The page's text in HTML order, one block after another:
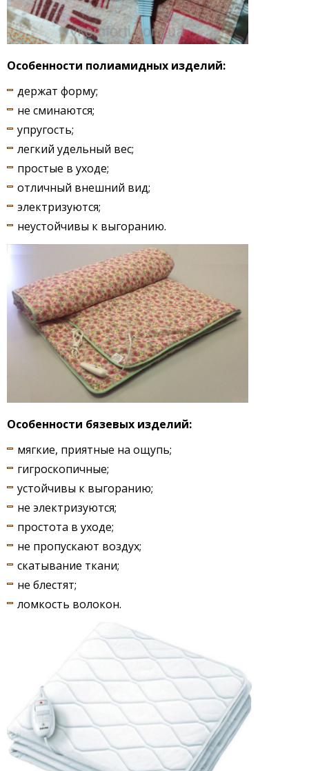
Особенности полиамидных изделий:
держат форму;
не сминаются;
упругость;
легкий удельный вес;
простые в уходе;
отличный внешний вид;
электризуются;
неустойчивы к выгоранию.
Особенности бязевых изделий:
мягкие, приятные на ощупь;
гигроскопичные;
устойчивы к выгоранию;
не электризуются;
простота в уходе;
не пропускают воздух;
скатывание ткани;
не блестят;
ломкость волокон.